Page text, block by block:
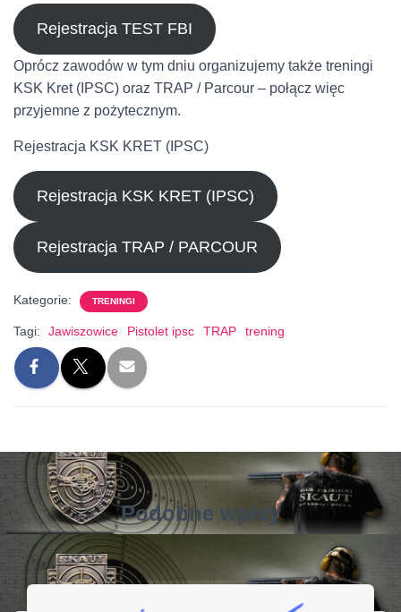
Rejestracja TEST FBI
Oprócz zawodów w tym dniu organizujemy także treningi
KSK Kret (IPSC) oraz TRAP / Parcour – połącz więc
przyjemne z pożytecznym.
Rejestracja KSK KRET (IPSC)
Rejestracja KSK KRET (IPSC)
Rejestracja TRAP / PARCOUR
Kategorie: TRENINGI
Tagi: Jawiszowice Pistolet ipsc TRAP trening
Podobne wpisy